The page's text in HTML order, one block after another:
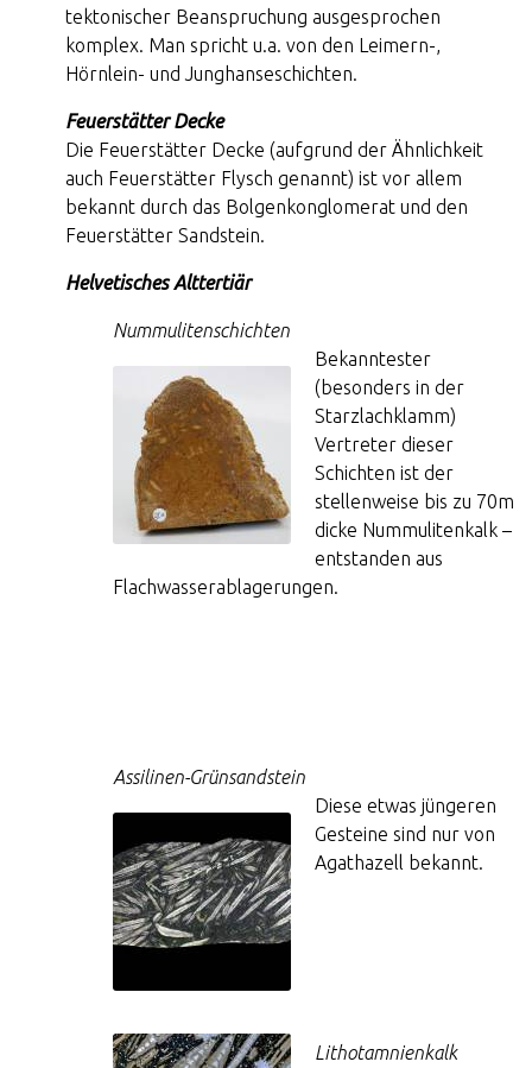
tektonischer Beanspruchung ausgesprochen
komplex. Man spricht u.a. von den Leimern-,
Hörnlein- und Junghanseschichten.
Feuerstätter Decke
Die Feuerstätter Decke (aufgrund der Ähnlichkeit
auch Feuerstätter Flysch genannt) ist vor allem
bekannt durch das Bolgenkonglomerat und den
Feuerstätter Sandstein.
Helvetisches Alttertiär
Nummulitenschichten
Bekanntester
(besonders in der
Starzlachklamm)
Vertreter dieser
Schichten ist der
stellenweise bis zu 70m
dicke Nummulitenkalk –
entstanden aus
Flachwasserablagerungen.
Assilinen-Grünsandstein
Diese etwas jüngeren
Gesteine sind nur von
Agathazell bekannt.
Lithotamnienkalk